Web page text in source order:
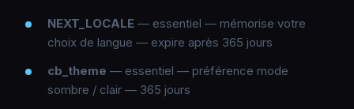
NEXT_LOCALE — essentiel — mémorise votre
choix de langue — expire après 365 jours
cb_theme — essentiel — préférence mode
sombre / clair — 365 jours